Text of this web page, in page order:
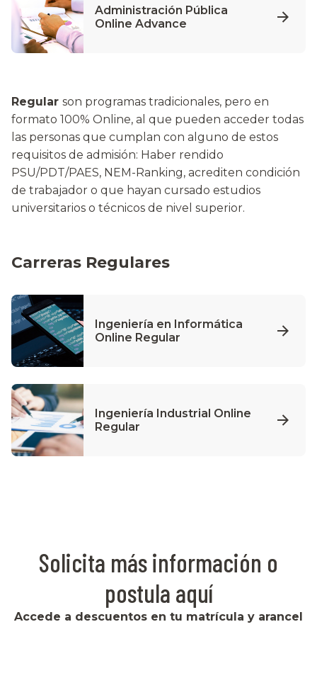
Administración Pública
Online Advance
Regular son programas tradicionales, pero en
formato 100% Online, al que pueden acceder todas
las personas que cumplan con alguno de estos
requisitos de admisión: Haber rendido
PSU/PDT/PAES, NEM-Ranking, acrediten condición
de trabajador o que hayan cursado estudios
universitarios o técnicos de nivel superior.
Carreras Regulares
Ingeniería en Informática
Online Regular
Ingeniería Industrial Online
Regular
Solicita más información o
postula aquí
Accede a descuentos en tu matrícula y arancel